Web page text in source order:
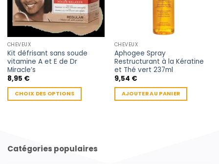
CHEVEUX
Kit défrisant sans soude
vitamine A et E de Dr
Miracle’s
8,95 €
CHOIX DES OPTIONS
variations.
CHEVEUX
Aphogee Spray
Restructurant à la Kératine
et Thé vert 237ml
9,54 €
AJOUTER AU PANIER
Catégories populaires